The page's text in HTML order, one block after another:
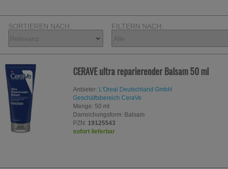
SORTIEREN NACH: FILTERN NACH:
CERAVE ultra reparierender Balsam50 ml
Anbieter: L'Oreal Deutschland GmbH
Geschäftsbereich CeraVe
Menge: 50 ml
Darreichungsform: Balsam
PZN: 19125543
sofort lieferbar